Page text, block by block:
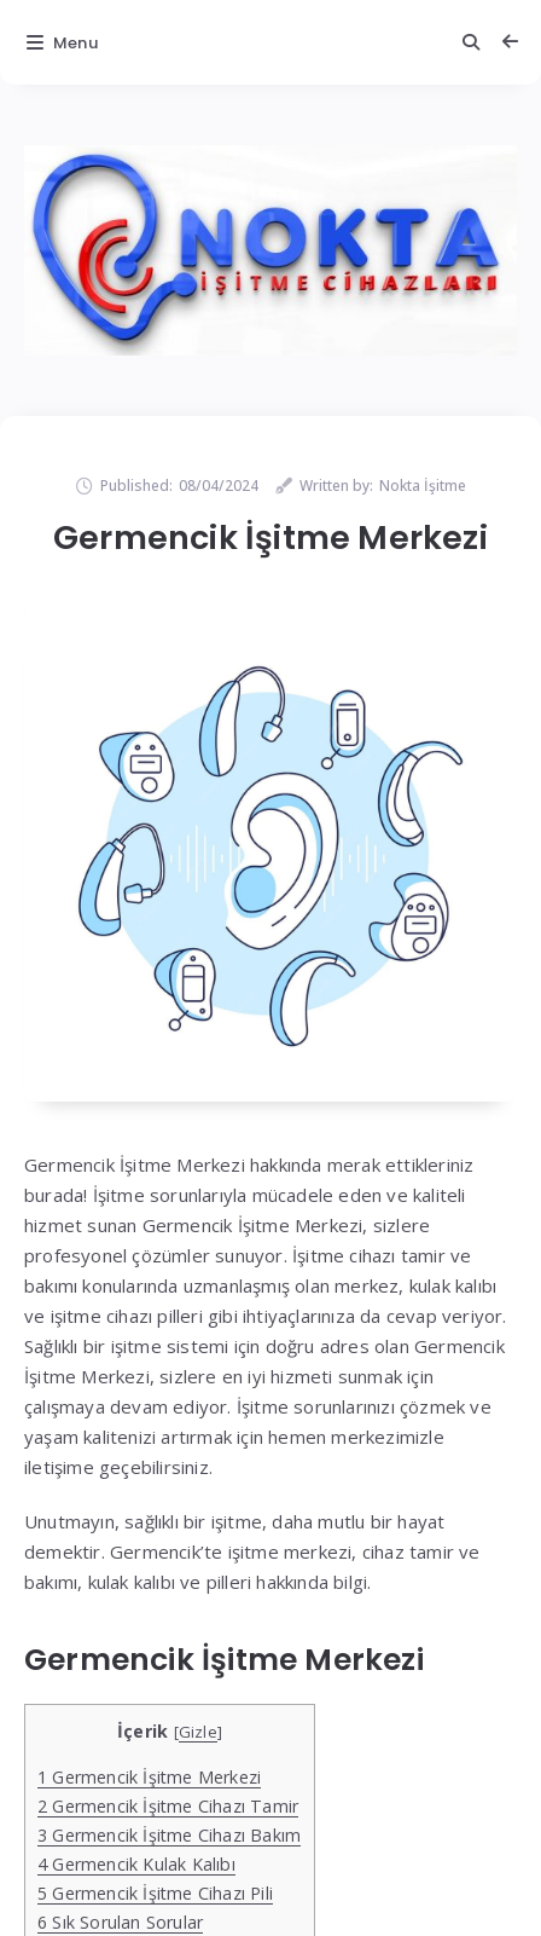
Published: 08/04/2024 Written by: Nokta İşitme
Germencik İşitme Merkezi
Germencik İşitme Merkezi hakkında merak ettikleriniz
burada! İşitme sorunlarıyla mücadele eden ve kaliteli
hizmet sunan Germencik İşitme Merkezi, sizlere
profesyonel çözümler sunuyor. İşitme cihazı tamir ve
bakımı konularında uzmanlaşmış olan merkez, kulak kalıbı
ve işitme cihazı pilleri gibi ihtiyaçlarınıza da cevap veriyor.
Sağlıklı bir işitme sistemi için doğru adres olan Germencik
İşitme Merkezi, sizlere en iyi hizmeti sunmak için
çalışmaya devam ediyor. İşitme sorunlarınızı çözmek ve
yaşam kalitenizi artırmak için hemen merkezimizle
iletişime geçebilirsiniz.
Unutmayın, sağlıklı bir işitme, daha mutlu bir hayat
demektir. Germencik’te işitme merkezi, cihaz tamir ve
bakımı, kulak kalıbı ve pilleri hakkında bilgi.
Germencik İşitme Merkezi
İçerik [Gizle]
1 Germencik İşitme Merkezi
2 Germencik İşitme Cihazı Tamir
3 Germencik İşitme Cihazı Bakım
4Germencik Kulak Kalıbı
5 Germencik İşitme Cihazı Pili
6 Sık Sorulan Sorular
Menu